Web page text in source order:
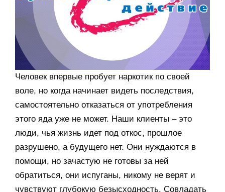
Человек впервые пробует наркотик по своей
воле, но когда начинает видеть последствия,
самостоятельно отказаться от употребления
этого яда уже не может. Наши клиенты – это
люди, чья жизнь идет под откос, прошлое
разрушено, а будущего нет. Они нуждаются в
помощи, но зачастую не готовы за ней
обратиться, они испуганы, никому не верят и
чувствуют глубокую безысходность. Совладать